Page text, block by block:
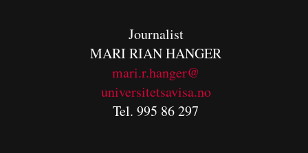
Journalist
MARI RIAN HANGER
mari.r.hanger@
universitetsavisa.no
Tel. 995 86 297